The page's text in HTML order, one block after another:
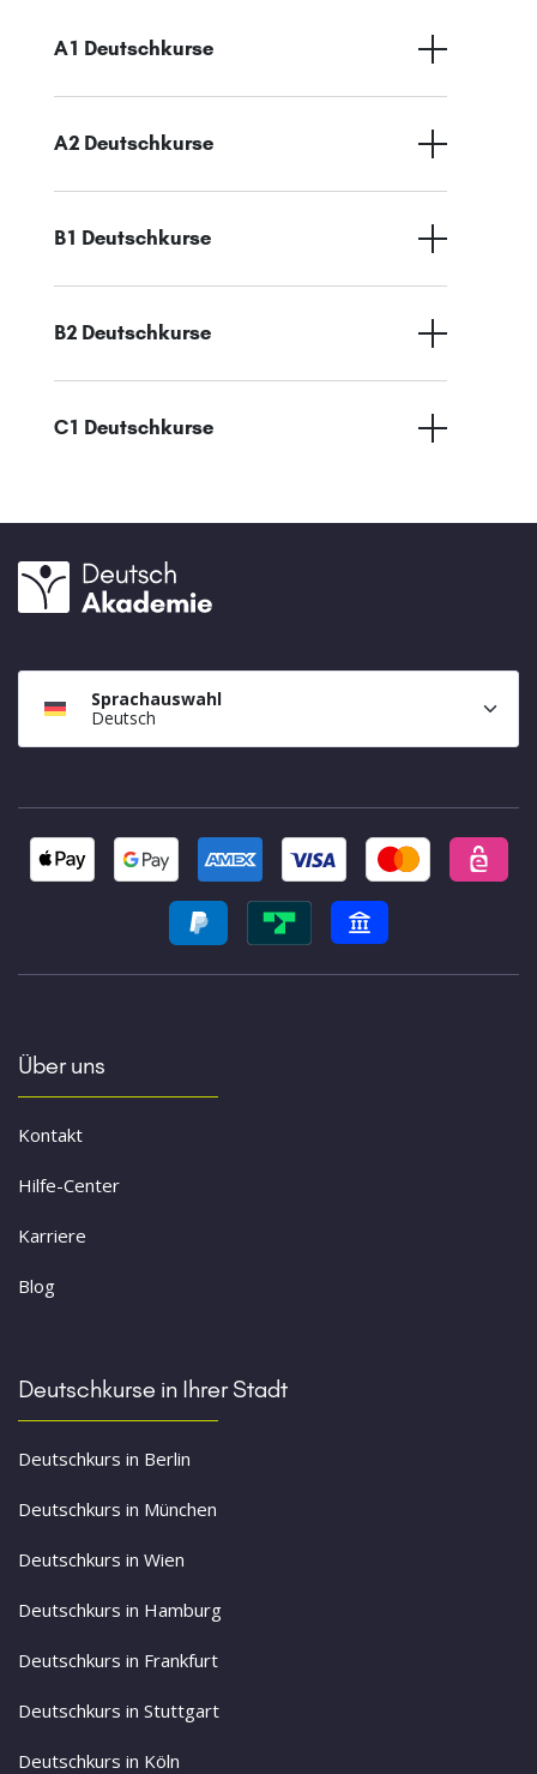
A1 Deutschkurse
A2 Deutschkurse
B1 Deutschkurse
B2 Deutschkurse
C1 Deutschkurse
Sprachauswahl
Deutsch
Über uns
Kontakt
Hilfe-Center
Karriere
Blog
Deutschkurse in Ihrer Stadt
Deutschkurs in Berlin
Deutschkurs in München
Deutschkurs in Wien
Deutschkurs in Hamburg
Deutschkurs in Frankfurt
Deutschkurs in Stuttgart
Deutschkurs in Köln